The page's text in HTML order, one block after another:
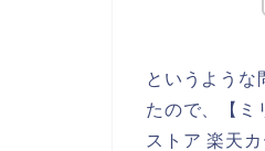
というような
たので、【
ストア 楽天